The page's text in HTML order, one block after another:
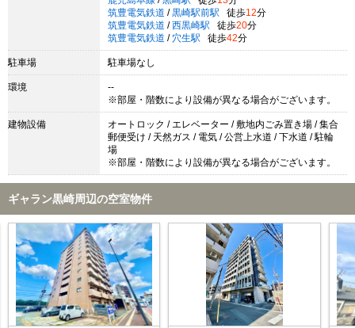
筑豊電気鉄道 / 黒崎駅前駅 徒歩12分
筑豊電気鉄道 / 西黒崎駅 徒歩20分
筑豊電気鉄道 / 穴生駅 徒歩42分
駐車場 駐車場なし
環境
--
※部屋・階数により設備が異なる場合がございます。
建物設備
オートロック / エレベーター / 敷地内ごみ置き場 / 集合
郵便受け / 天然ガス / 電気 / 公営上水道 / 下水道 / 駐輪
場
※部屋・階数により設備が異なる場合がございます。
ギャラン黒崎周辺の空室物件